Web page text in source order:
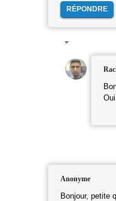
RÉPONDRE
Oui
Anonyme
Bonjour, petite